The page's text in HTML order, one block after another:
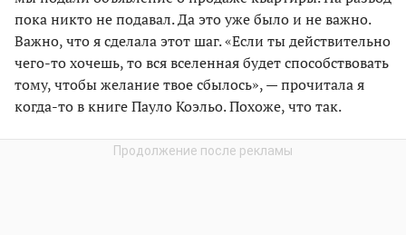
пока никто не подавал. Да это уже было и не важно.
Важно, что я сделала этот шаг. «Если ты действительно
чего-то хочешь, то вся вселенная будет способствовать
тому, чтобы желание твое сбылось», — прочитала я
когда-то в книге Пауло Коэльо. Похоже, что так.